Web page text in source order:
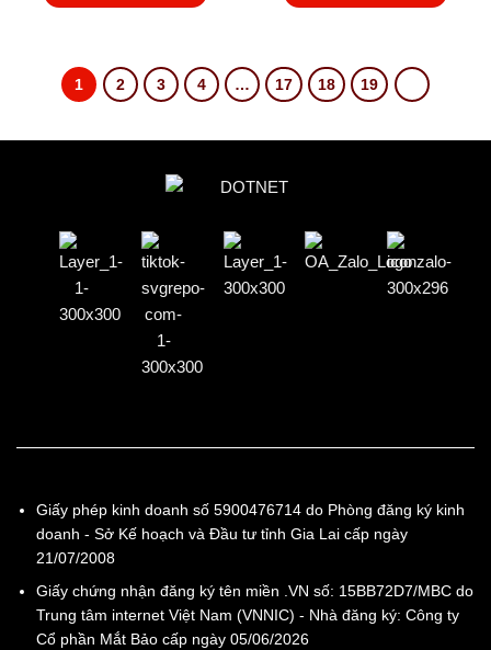
1 2 3 4 … 17 18 19
Giấy phép kinh doanh số 5900476714 do Phòng đăng ký kinh
doanh - Sở Kế hoạch và Đầu tư tỉnh Gia Lai cấp ngày
21/07/2008
Giấy chứng nhận đăng ký tên miền .VN số: 15BB72D7/MBC do
Trung tâm internet Việt Nam (VNNIC) - Nhà đăng ký: Công ty
Cổ phần Mắt Bảo cấp ngày 05/06/2026